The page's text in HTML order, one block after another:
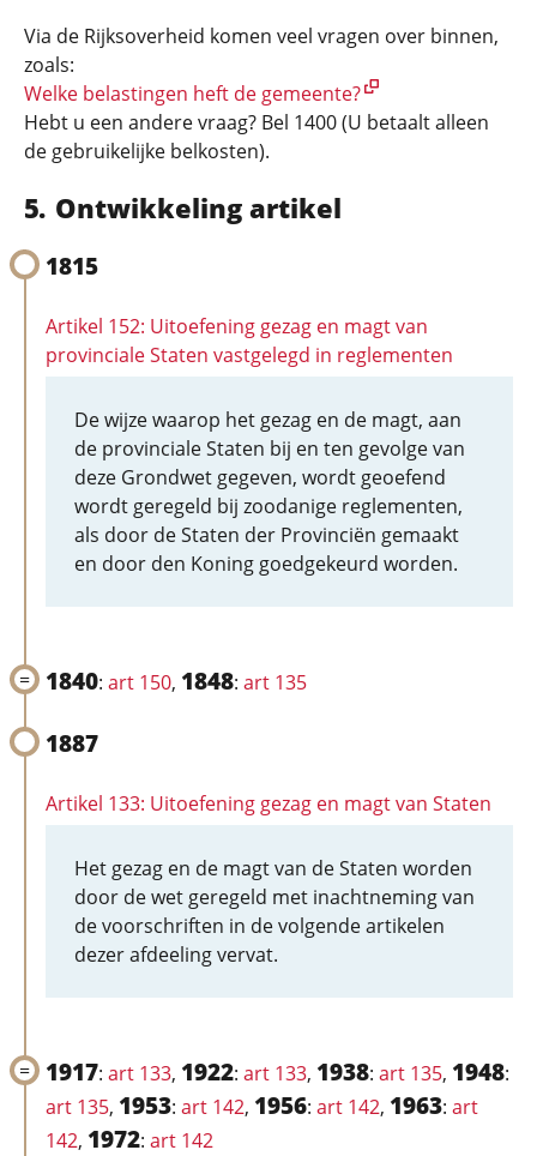
Via de Rijksoverheid komen veel vragen over binnen,
zoals:
Welke belastingen heft de gemeente?
Hebt u een andere vraag? Bel 1400 (U betaalt alleen
de gebruikelijke belkosten).
Ontwikkeling artikel
1815
Artikel 152: Uitoefening gezag en magt van
provinciale Staten vastgelegd in reglementen
De wijze waarop het gezag en de magt, aan
de provinciale Staten bij en ten gevolge van
deze Grondwet gegeven, wordt geoefend
wordt geregeld bij zoodanige reglementen,
als door de Staten der Provinciën gemaakt
en door den Koning goedgekeurd worden.
1840: art 150, 1848: art 135
1887
Artikel 133: Uitoefening gezag en magt van Staten
Het gezag en de magt van de Staten worden
door de wet geregeld met inachtneming van
de voorschriften in de volgende artikelen
dezer afdeeling vervat.
1917: art 133, 1922: art 133, 1938: art 135, 1948:
art 135, 1953: art 142, 1956: art 142, 1963: art
142, 1972: art 142